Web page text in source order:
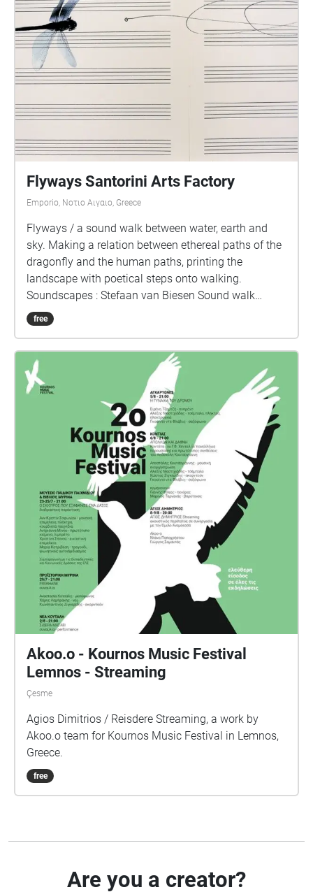
πρόσκληση για αναστοχασμό σχετικά με τη σχέση
της πόλης με τη μνήμη και την ταυτότητά της.
Flyways Santorini Arts Factory
Emporio, Νοτιο Αιγαιο, Greece
Flyways / a sound walk between water, earth and
sky. Making a relation between ethereal paths of the
dragonfly and the human paths, printing the
landscape with poetical steps onto walking.
Soundscapes : Stefaan van Biesen Sound walk
design : Geert Vermeire Conceptual research :
Simona Vermeire A project by the Milena principle
free
Akoo.o - Kournos Music Festival
Lemnos - Streaming
Çesme
Agios Dimitrios / Reisdere Streaming, a work by
Akoo.o team for Kournos Music Festival in Lemnos,
Greece.
free
Are you a creator?